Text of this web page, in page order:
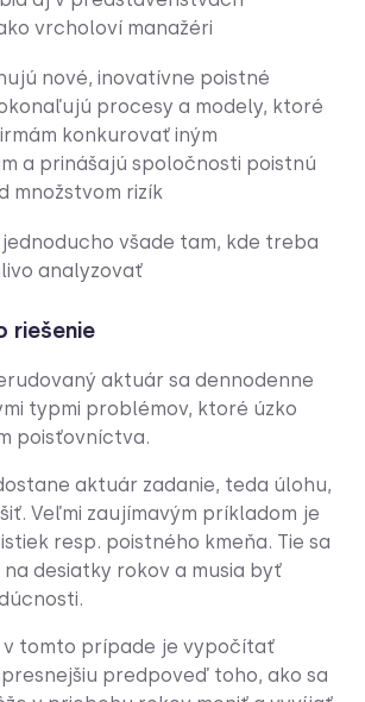
vrcholoví manažéri
nové, inovatívne poistné
procesy a modely, ktoré
konkurovať iným
a prinášajú spoločnosti poistnú
množstvom rizík
všade tam, kde treba
analyzovať
riešenie
aktuár sa dennodenne
typmi problémov, ktoré úzko
poisťovníctva.
aktuár zadanie, teda úlohu,
Veľmi zaujímavým príkladom je
resp. poistného kmeňa. Tie sa
desiatky rokov a musia byť
v tomto prípade je vypočítať
predpoveď toho, ako sa